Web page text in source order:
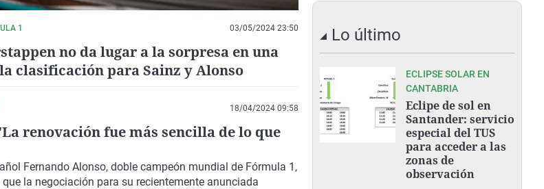
1 03/05/2024 23:50
no da lugar a la sorpresa en una
clasificación para Sainz y Alonso
18/04/2024 09:58
renovación fue más sencilla de lo que
Fernando Alonso, doble campeón mundial de Fórmula 1,
que la negociación para su recientemente anunciada
Lo último
ECLIPSE SOLAR EN
CANTABRIA
Eclipe de sol en
Santander: servicio
especial del TUS
para acceder a las
zonas de
observación